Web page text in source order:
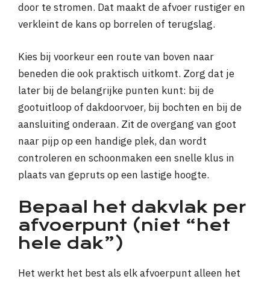
door te stromen. Dat maakt de afvoer rustiger en
verkleint de kans op borrelen of terugslag.
Kies bij voorkeur een route van boven naar
beneden die ook praktisch uitkomt. Zorg dat je
later bij de belangrijke punten kunt: bij de
gootuitloop of dakdoorvoer, bij bochten en bij de
aansluiting onderaan. Zit de overgang van goot
naar pijp op een handige plek, dan wordt
controleren en schoonmaken een snelle klus in
plaats van gepruts op een lastige hoogte.
Bepaal het dakvlak per
afvoerpunt (niet “het
hele dak”)
Het werkt het best als elk afvoerpunt alleen het